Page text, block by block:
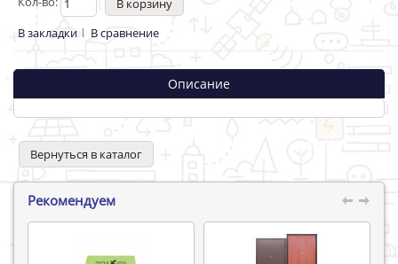
В закладки
В сравнение
Описание
Вернуться в каталог
Рекомендуем